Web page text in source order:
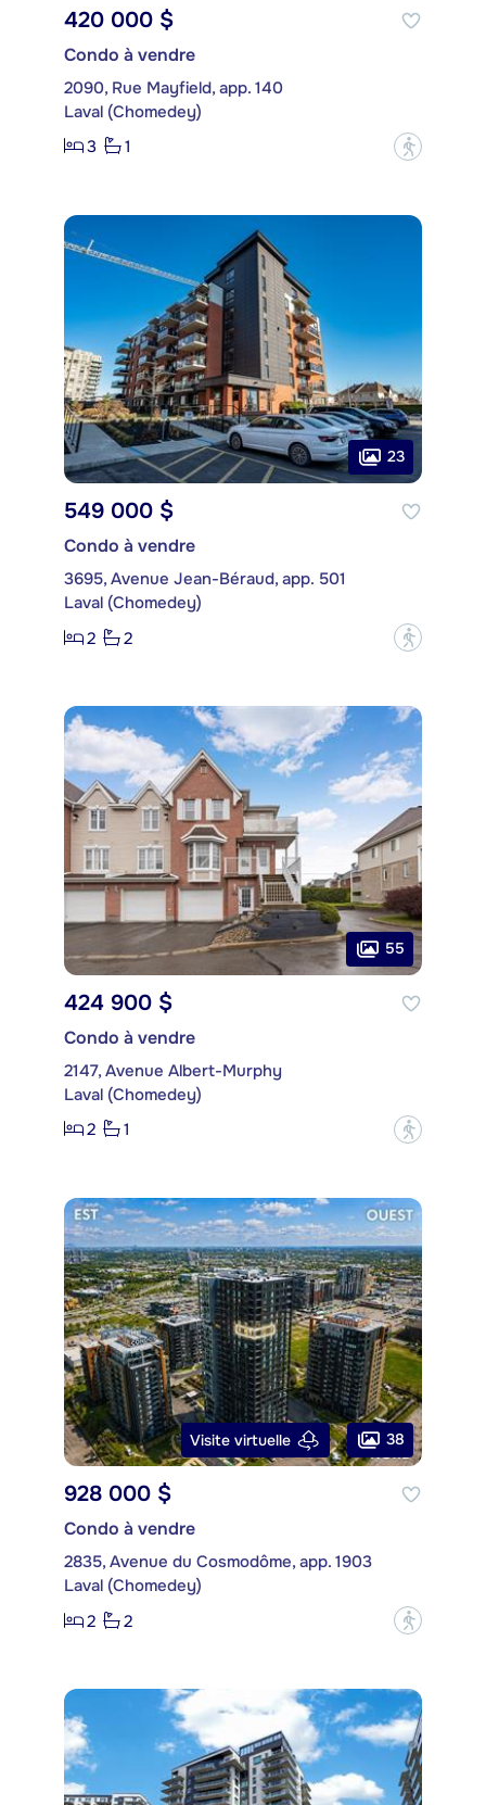
420 000 $
Condo à vendre
2090, Rue Mayfield, app. 140
Laval (Chomedey)
3
1 ?
23
549 000 $
Condo à vendre
3695, Avenue Jean-Béraud, app. 501
Laval (Chomedey)
2
2 ?
55
424 900 $
Condo à vendre
2147, Avenue Albert-Murphy
Laval (Chomedey)
2
1 ?
Visite virtuelle 38
928 000 $
Condo à vendre
2835, Avenue du Cosmodôme, app. 1903
Laval (Chomedey)
2
2 ?